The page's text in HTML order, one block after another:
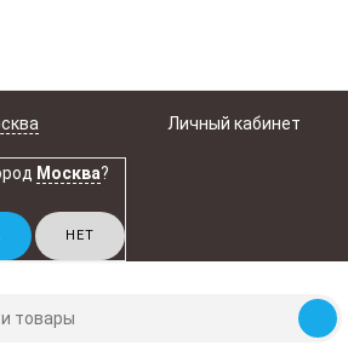
Москва?
Личный кабинет